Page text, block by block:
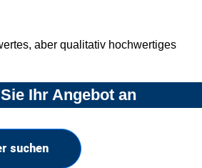
aber qualitativ hochwertiges
Ihr Angebot an
suchen